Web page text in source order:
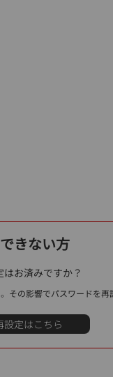
きない方
お済みですか？
の影響でパスワードを再